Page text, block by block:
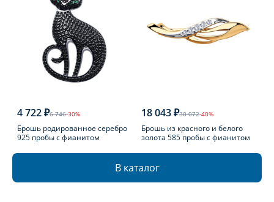
4 722 ₽6 746-30%
Брошь родированное серебро
925 пробы с фианитом
18 043 ₽30 072-40%
Брошь из красного и белого
золота 585 пробы с фианитом
В каталог